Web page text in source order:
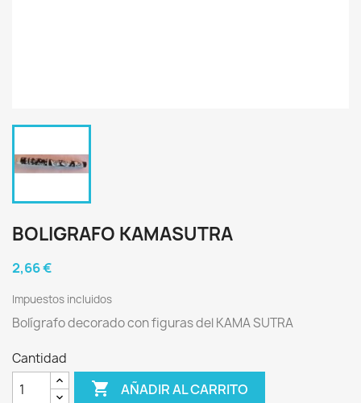
BOLIGRAFO KAMASUTRA
2,66 €
Impuestos incluidos
Bolígrafo decorado con figuras del KAMA SUTRA
Cantidad
 AÑADIR AL CARRITO